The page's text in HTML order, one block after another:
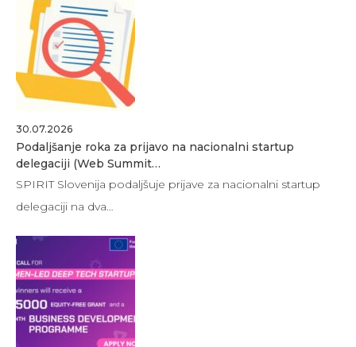
30.07.2026
Podaljšanje roka za prijavo na nacionalni startup
delegaciji (Web Summit…
SPIRIT Slovenija podaljšuje prijave za nacionalni startup
delegaciji na dva…